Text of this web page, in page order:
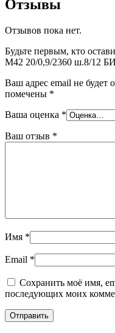
Отзывы
Отзывов пока нет.
Будьте первым, кто
М42 20/0,9/2360 ш.8/12
Ваш адрес email не будет
помечены *
Ваша оценка *
Ваш отзыв *
Имя *
Email *
Сохранить моё имя,
последующих моих